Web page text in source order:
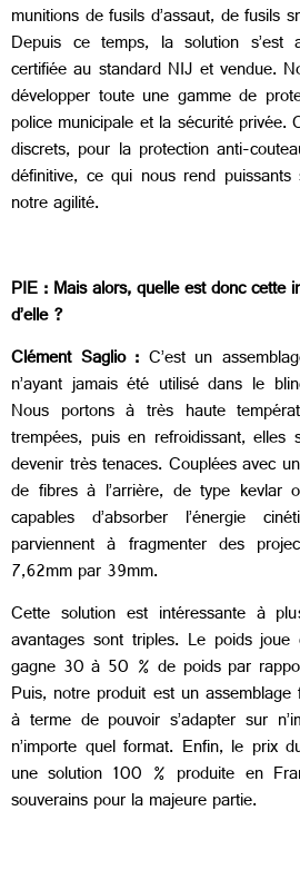
munitions de fusils d’assaut, de fusils
Depuis ce temps, la solution s’est
certifiée au standard NIJ et vendue.
développer toute une gamme de
police municipale et la sécurité privée.
discrets, pour la protection anti-
définitive, ce qui nous rend
notre agilité.
PIE : Mais alors, quelle est donc cette
d’elle ?
Clément Saglio : C’est un
n’ayant jamais été utilisé dans le
Nous portons à très haute
trempées, puis en refroidissant,
devenir très tenaces. Couplées avec
de fibres à l’arrière, de type kevlar
capables d’absorber l’énergie
parviennent à fragmenter des
7,62mm par 39mm.
Cette solution est intéressante à
avantages sont triples. Le poids
gagne 30 à 50 % de poids par
Puis, notre produit est un
à terme de pouvoir s’adapter sur
n’importe quel format. Enfin, le prix
une solution 100 % produite en
souverains pour la majeure partie.